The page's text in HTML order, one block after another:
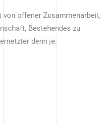
von offener Zusammenarbeit,
Bestehendes zu
denn je.